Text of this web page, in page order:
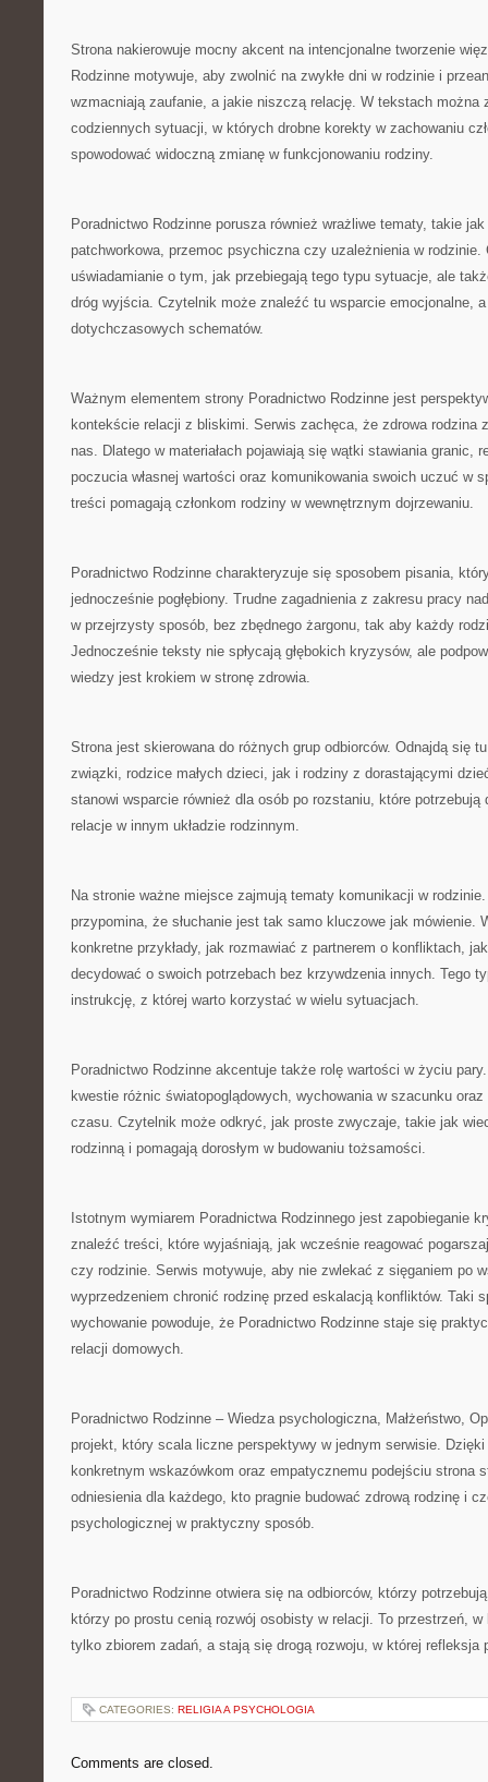
Strona nakierowuje mocny akcent na intencjonalne tworzenie
Rodzinne motywuje, aby zwolnić na zwykłe dni w rodzinie i
wzmacniają zaufanie, a jakie niszczą relację. W tekstach można
codziennych sytuacji, w których drobne korekty w zachowaniu
spowodować widoczną zmianę w funkcjonowaniu rodziny.
Poradnictwo Rodzinne porusza również wrażliwe tematy, takie
patchworkowa, przemoc psychiczna czy uzależnienia w
uświadamianie o tym, jak przebiegają tego typu sytuacje, ale
dróg wyjścia. Czytelnik może znaleźć tu wsparcie emocjonalne,
dotychczasowych schematów.
Ważnym elementem strony Poradnictwo Rodzinne jest
kontekście relacji z bliskimi. Serwis zachęca, że zdrowa rodzina
nas. Dlatego w materiałach pojawiają się wątki stawiania granic,
poczucia własnej wartości oraz komunikowania swoich uczuć w
treści pomagają członkom rodziny w wewnętrznym dojrzewaniu.
Poradnictwo Rodzinne charakteryzuje się sposobem pisania,
jednocześnie pogłębiony. Trudne zagadnienia z zakresu pracy
w przejrzysty sposób, bez zbędnego żargonu, tak aby każdy
Jednocześnie teksty nie spłycają głębokich kryzysów, ale
wiedzy jest krokiem w stronę zdrowia.
Strona jest skierowana do różnych grup odbiorców. Odnajdą się
związki, rodzice małych dzieci, jak i rodziny z dorastającymi
stanowi wsparcie również dla osób po rozstaniu, które potrzebują
relacje w innym układzie rodzinnym.
Na stronie ważne miejsce zajmują tematy komunikacji w
przypomina, że słuchanie jest tak samo kluczowe jak mówienie.
konkretne przykłady, jak rozmawiać z partnerem o konfliktach,
decydować o swoich potrzebach bez krzywdzenia innych. Tego
instrukcję, z której warto korzystać w wielu sytuacjach.
Poradnictwo Rodzinne akcentuje także rolę wartości w życiu
kwestie różnic światopoglądowych, wychowania w szacunku
czasu. Czytelnik może odkryć, jak proste zwyczaje, takie jak
rodzinną i pomagają dorosłym w budowaniu tożsamości.
Istotnym wymiarem Poradnictwa Rodzinnego jest zapobieganie
znaleźć treści, które wyjaśniają, jak wcześnie reagować
czy rodzinie. Serwis motywuje, aby nie zwlekać z sięganiem po
wyprzedzeniem chronić rodzinę przed eskalacją konfliktów. Taki
wychowanie powoduje, że Poradnictwo Rodzinne staje się
relacji domowych.
Poradnictwo Rodzinne – Wiedza psychologiczna, Małżeństwo,
projekt, który scala liczne perspektywy w jednym serwisie.
konkretnym wskazówkom oraz empatycznemu podejściu strona
odniesienia dla każdego, kto pragnie budować zdrową rodzinę i
psychologicznej w praktyczny sposób.
Poradnictwo Rodzinne otwiera się na odbiorców, którzy
którzy po prostu cenią rozwój osobisty w relacji. To przestrzeń,
tylko zbiorem zadań, a stają się drogą rozwoju, w której refleksja
CATEGORIES: RELIGIA A PSYCHOLOGIA
Comments are closed.